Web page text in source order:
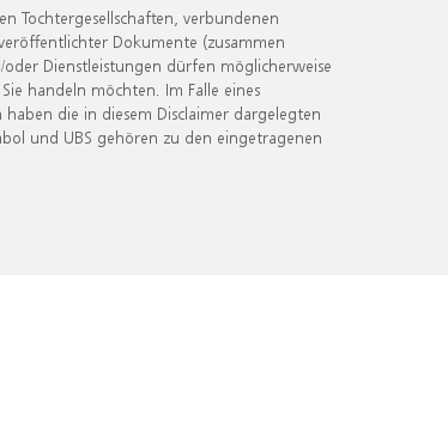
Tochtergesellschaften, verbundenen
Dokumente (zusammen
Dienstleistungen dürfen möglicherweise
handeln möchten. Im Falle eines
die in diesem Disclaimer dargelegten
und UBS gehören zu den eingetragenen